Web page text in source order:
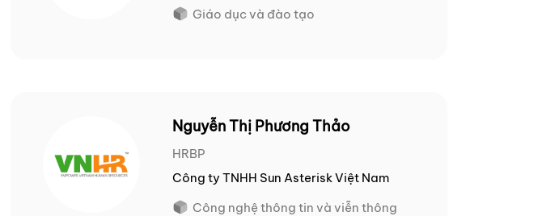
Giáo dục và đào tạo
Nguyễn Thị Phương Thảo
HRBP
Công ty TNHH Sun Asterisk Việt Nam
Công nghệ thông tin và viễn thông